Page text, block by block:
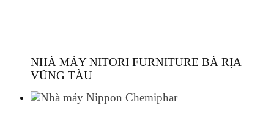
NHÀ MÁY NITORI FURNITURE BÀ RỊA
VŨNG TÀU